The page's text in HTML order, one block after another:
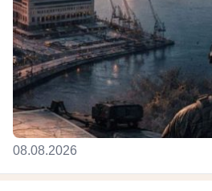
08.08.2026